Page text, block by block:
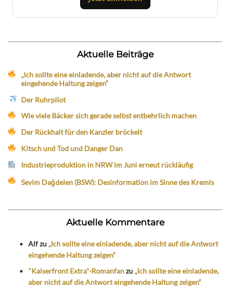
Aktuelle Beiträge
„Ich sollte eine einladende, aber nicht auf die Antwort
eingehende Haltung zeigen“
Der Ruhrpilot
Wie viele Bäcker sich gerade selbst entbehrlich machen
Der Rückhalt für den Kanzler bröckelt
Kitsch und Tod und Danger Dan
Industrieproduktion in NRW im Juni erneut rückläufig
Sevim Dağdelen (BSW): Desinformation im Sinne des Kremls
Aktuelle Kommentare
Alfzu „Ich sollte eine einladende, aber nicht auf die Antwort
eingehende Haltung zeigen“
"Kaiserfront Extra"-Romanfanzu „Ich sollte eine einladende,
aber nicht auf die Antwort eingehende Haltung zeigen“